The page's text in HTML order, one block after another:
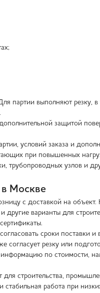
партии выполняют резку,
защитой
условий заказа и
при повышенных
узлов и
в Москве
с доставкой на
варианты для
сроки поставки и
резку или
по стоимости,
строительства,
работа при